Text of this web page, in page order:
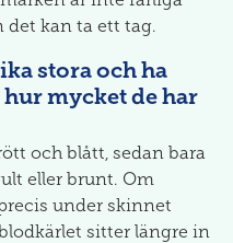
det kan ta ett tag.
stora och ha
mycket de har
och blått, sedan bara
eller brunt. Om
under skinnet
sitter längre in